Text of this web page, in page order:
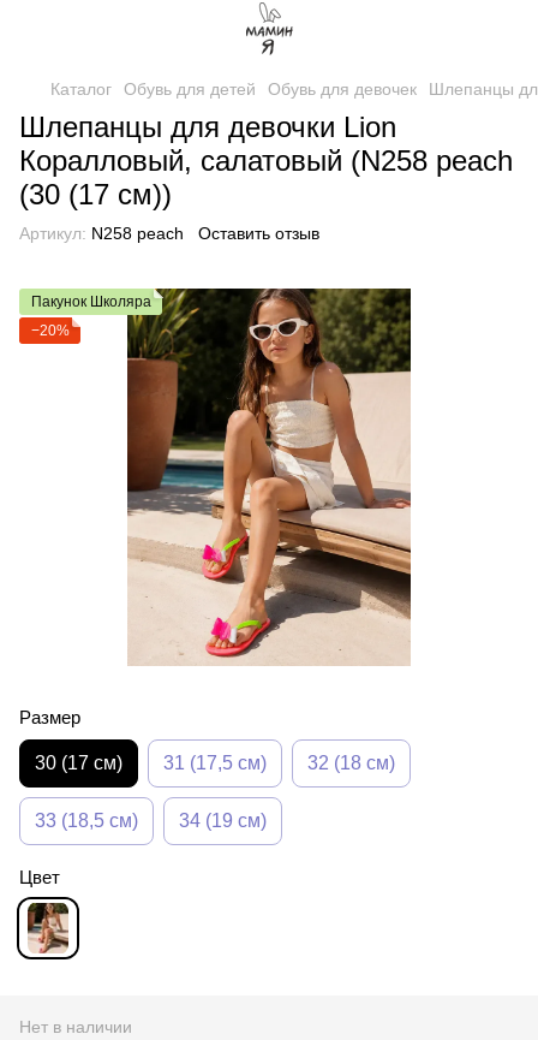
Каталог Обувь для детей Обувь для девочек Шлепанцы
Шлепанцы для девочки Lion
Коралловый, салатовый (N258 peach
(30 (17 см))
Артикул: N258 peach Оставить отзыв
Пакунок Школяра
−20%
Размер
30 (17 см) 31 (17,5 см) 32 (18 см)
33 (18,5 см) 34 (19 см)
Цвет
Нет в наличии